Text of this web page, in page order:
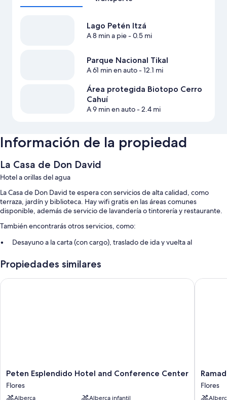
Lago Petén Itzá
A 8 min a pie- 0.5 mi
Parque Nacional Tikal
A 61 min en auto- 12.1 mi
Área protegida Biotopo Cerro
Cahuí
A 9 min en auto- 2.4 mi
Información de la propiedad
La Casa de Don David
Hotel a orillas del agua
La Casa de Don David te espera con servicios de alta calidad, como
terraza, jardín y biblioteca. Hay wifi gratis en las áreas comunes
disponible, además de servicio de lavandería o tintorería y restaurante.
También encontrarás otros servicios, como:
Desayuno a la carta (con cargo), traslado de ida y vuelta al
Caja de seguridad en la recepción, salas de juntas y salón de
Propiedades similares
Peten
Esplendido
Hotel
Peten Esplendido Hotel and Conference Center
Flores
Alberca Alberca infantil
Peten Esplendido Hotel and Conference Center
Ramada
Tikal
Isla
Flores
Ramada